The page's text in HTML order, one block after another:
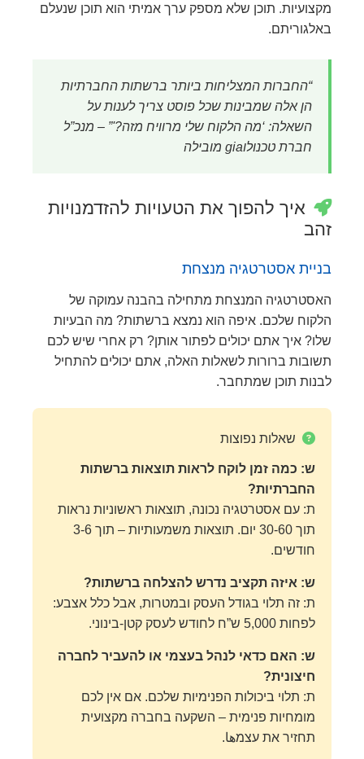
מקצועיות. תוכן שלא מספק ערך אמיתי הוא תוכן שנעלם
באלגוריתם.
“החברות המצליחות ביותר ברשתות החברתיות
הן אלה שמבינות שכל פוסט צריך לענות על
השאלה: ‘מה הלקוח שלי מרוויח מזה?'” – מנכ”ל
חברת טכנולוgia מובילה
איך להפוך את הטעויות להזדמנויות
זהב
בניית אסטרטגיה מנצחת
האסטרטגיה המנצחת מתחילה בהבנה עמוקה של
הלקוח שלכם. איפה הוא נמצא ברשתות? מה הבעיות
שלו? איך אתם יכולים לפתור אותן? רק אחרי שיש לכם
תשובות ברורות לשאלות האלה, אתם יכולים להתחיל
לבנות תוכן שמתחבר.
שאלות נפוצות
ש: כמה זמן לוקח לראות תוצאות ברשתות
החברתיות?
ת: עם אסטרטגיה נכונה, תוצאות ראשוניות נראות
תוך 30-60 יום. תוצאות משמעותיות – תוך 3-6
חודשים.
ש: איזה תקציב נדרש להצלחה ברשתות?
ת: זה תלוי בגודל העסק ובמטרות, אבל כלל אצבע:
לפחות 5,000 ש”ח לחודש לעסק קטן-בינוני.
ש: האם כדאי לנהל בעצמי או להעביר לחברה
חיצונית?
ת: תלוי ביכולות הפנימיות שלכם. אם אין לכם
מומחיות פנימית – השקעה בחברה מקצועית
תחזיר את עצמها.